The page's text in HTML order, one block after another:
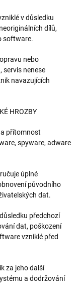
v důsledku
dílů,
software.
nebo
servis nenese
navazujících
HROZBY
přítomnost
spyware, adware
úplné
původního
dat.
předchozí
dat, poškození
vzniklé před
za jeho další
a dodržování